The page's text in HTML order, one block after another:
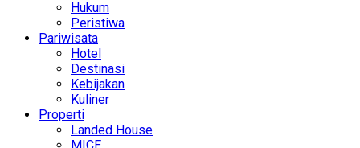
Hukum
Peristiwa
Pariwisata
Hotel
Destinasi
Kebijakan
Kuliner
Properti
Landed House